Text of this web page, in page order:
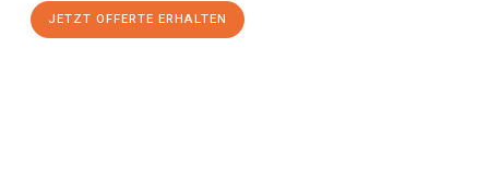
JETZT OFFERTE ERHALTEN